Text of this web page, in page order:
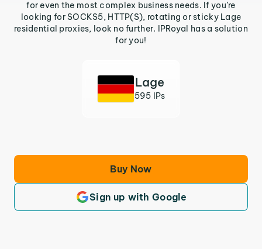
for even the most complex business needs. If you’re
looking for SOCKS5, HTTP(S), rotating or sticky Lage
residential proxies, look no further. IPRoyal has a solution
for you!
Lage
595 IPs
Buy Now
Sign up with Google